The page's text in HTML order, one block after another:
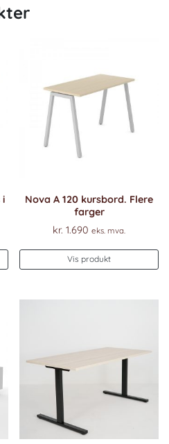
i
Nova A 120 kursbord. Flere
farger
kr. 1.690 eks. mva.
Vis produkt